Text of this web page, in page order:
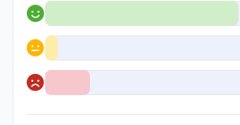
Positiv
Neutral
Negativ